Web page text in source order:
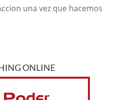
una vez que hacemos
ONLINE